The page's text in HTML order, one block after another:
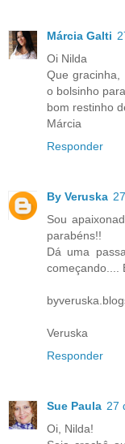
Márcia Galti
Oi Nilda
Que gracinha,
o bolsinho
bom restinho
Márcia
Responder
By Veruska
Sou
parabéns!!
Dá uma
começando....
Veruska
Responder
Sue Paula 27
Oi, Nilda!